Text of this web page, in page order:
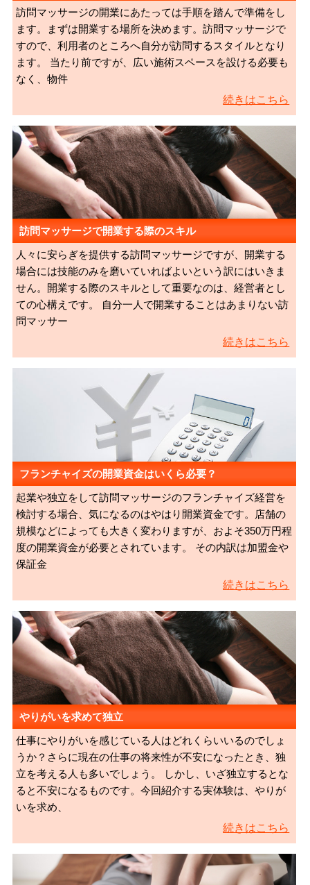
訪問マッサージの開業にあたっては手順を踏んで準備をし
ます。まずは開業する場所を決めます。訪問マッサージで
すので、利用者のところへ自分が訪問するスタイルとなり
ます。 当たり前ですが、広い施術スペースを設ける必要も
なく、物件
続きはこちら
訪問マッサージで開業する際のスキル
人々に安らぎを提供する訪問マッサージですが、開業する
場合には技能のみを磨いていればよいという訳にはいきま
せん。開業する際のスキルとして重要なのは、経営者とし
ての心構えです。 自分一人で開業することはあまりない訪
問マッサー
続きはこちら
フランチャイズの開業資金はいくら必要？
起業や独立をして訪問マッサージのフランチャイズ経営を
検討する場合、気になるのはやはり開業資金です。店舗の
規模などによっても大きく変わりますが、およそ350万円程
度の開業資金が必要とされています。 その内訳は加盟金や
保証金
続きはこちら
やりがいを求めて独立
仕事にやりがいを感じている人はどれくらいいるのでしょ
うか？さらに現在の仕事の将来性が不安になったとき、独
立を考える人も多いでしょう。 しかし、いざ独立するとな
ると不安になるものです。今回紹介する実体験は、やりが
いを求め、
続きはこちら